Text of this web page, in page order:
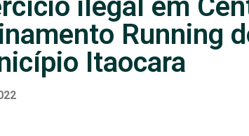
ilegal em
Running
Itaocara